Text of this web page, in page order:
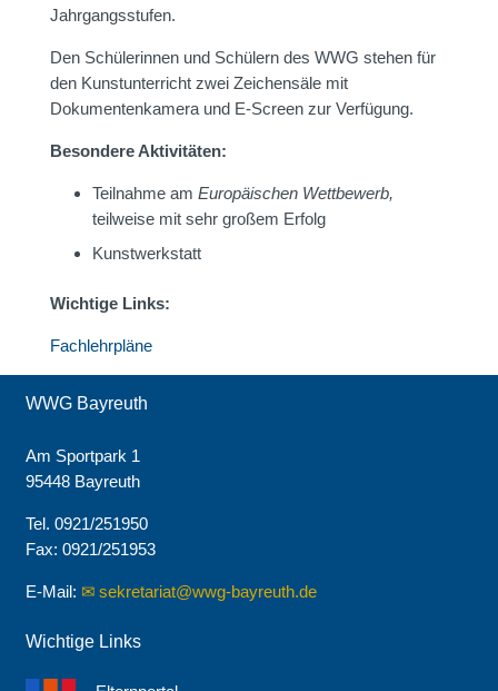
Jahrgangsstufen.
Den Schülerinnen und Schülern des WWG stehen für
den Kunstunterricht zwei Zeichensäle mit
Dokumentenkamera und E-Screen zur Verfügung.
Besondere Aktivitäten:
Teilnahme am Europäischen Wettbewerb,
teilweise mit sehr großem Erfolg
Kunstwerkstatt
Wichtige Links:
Fachlehrpläne
WWG Bayreuth
Am Sportpark 1
95448 Bayreuth
Tel. 0921/251950
Fax: 0921/251953
E-Mail: sekretariat@wwg-bayreuth.de
Wichtige Links